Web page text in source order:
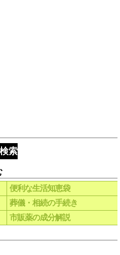
検索
便利な生活知恵袋
葬儀・相続の手続き
市販薬の成分解説